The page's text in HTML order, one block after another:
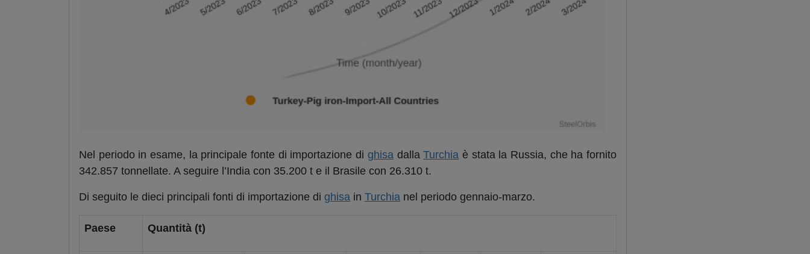
Nel periodo in esame, la principale fonte di importazione di ghisa dallaTurchia è stata la Russia, che ha fornito
342.857 tonnellate. A seguire l’India con 35.200 t e il Brasile con 26.310 t.
Di seguito le dieci principali fonti di importazione di ghisa in Turchia nel periodo gennaio-marzo.
Paese Quantità (t)